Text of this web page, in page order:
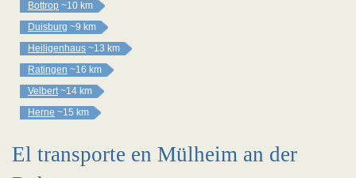
Bottrop ~10 km
Duisburg ~9 km
Heiligenhaus ~13 km
Ratingen ~16 km
Velbert ~14 km
Herne ~15 km
El transporte en Mülheim an der